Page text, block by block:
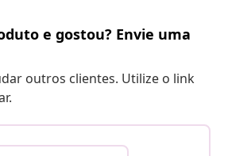
e gostou? Envie uma
outros clientes. Utilize o link